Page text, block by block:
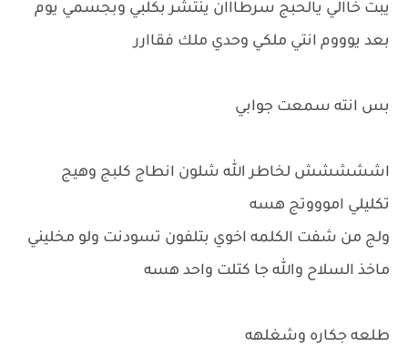
يبت خاالي يالحبج سرطااان ينتشر بكلبي وبجسمي يوم
بعد يوووم انتي ملكي وحدي ملك فقاارر
بس انته سمعت جوابي
اششششش لخاطر الله شلون انطاج كلبج وهيج
تكليلي اموووتج هسه
ولج من شفت الكلمه اخوي بتلفون تسودنت ولو مخليني
ماخذ السلاح والله جا كتلت واحد هسه
طلعه جكاره وشغلهه